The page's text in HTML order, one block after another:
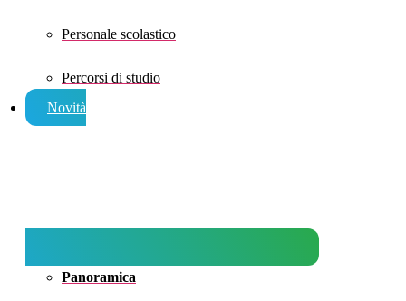
Personale scolastico
Percorsi di studio
Novità
Panoramica